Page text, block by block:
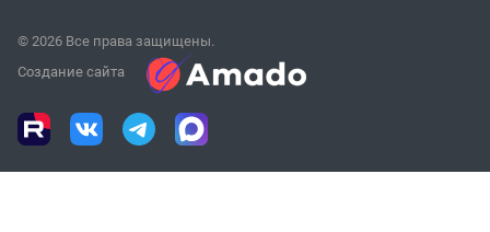
© 2026 Все права защищены.
Создание сайта